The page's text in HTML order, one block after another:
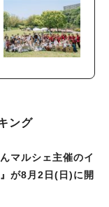
ング
マルシェ主催のイ
が8月2日(日)に開